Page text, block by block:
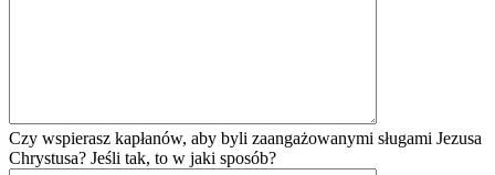
Czy wspierasz kapłanów, aby byli zaangażowanymi sługami Jezusa
Chrystusa? Jeśli tak, to w jaki sposób?